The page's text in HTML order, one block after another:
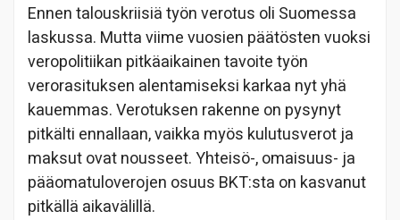
Ennen talouskriisiä työn verotus oli Suomessa
laskussa. Mutta viime vuosien päätösten vuoksi
veropolitiikan pitkäaikainen tavoite työn
verorasituksen alentamiseksi karkaa nyt yhä
kauemmas. Verotuksen rakenne on pysynyt
pitkälti ennallaan, vaikka myös kulutusverot ja
maksut ovat nousseet. Yhteisö-, omaisuus- ja
pääomatuloverojen osuus BKT:sta on kasvanut
pitkällä aikavälillä.